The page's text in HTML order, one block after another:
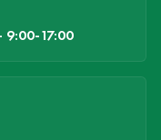
17:00